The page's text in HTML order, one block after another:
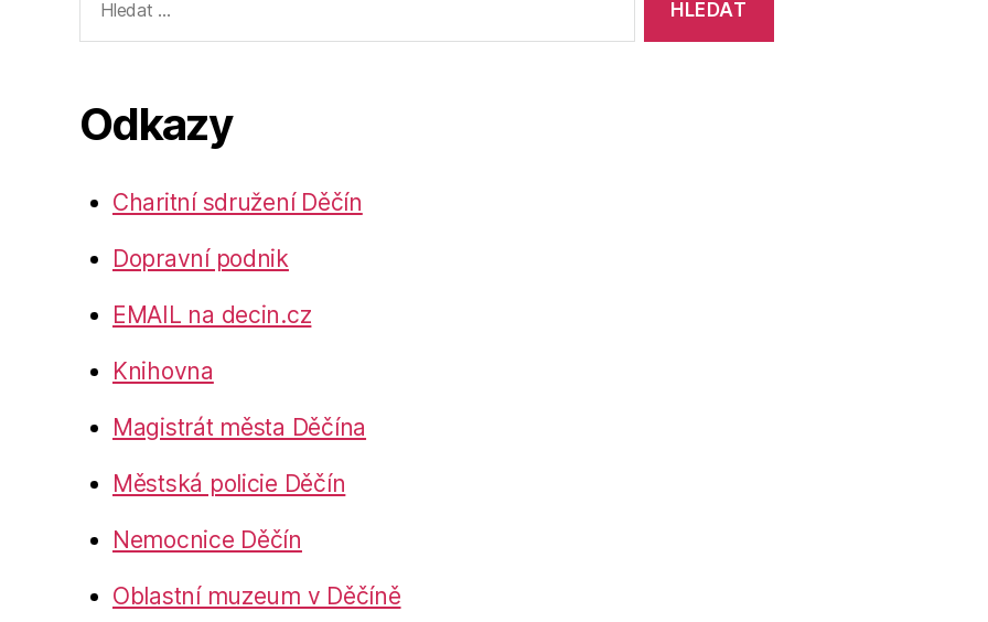
vyhledávání:
Odkazy
Charitní sdružení Děčín
Dopravní podnik
EMAIL na decin.cz
Knihovna
Magistrát města Děčína
Městská policie Děčín
Nemocnice Děčín
Oblastní muzeum v Děčíně